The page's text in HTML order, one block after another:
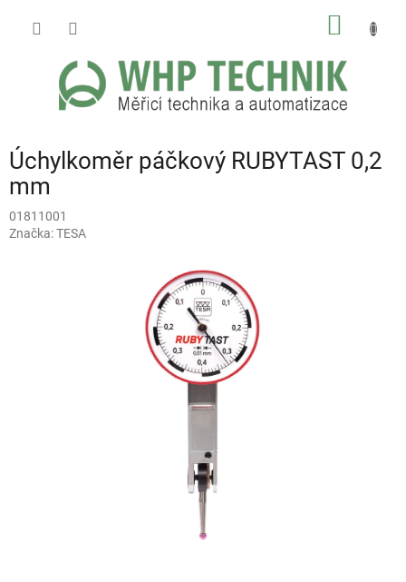
Úchylkoměr páčkový RUBYTAST 0,2
mm
01811001
Značka:TESA